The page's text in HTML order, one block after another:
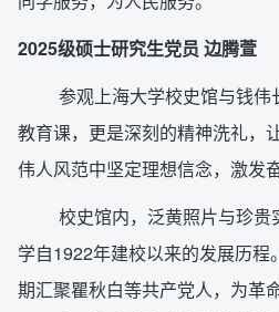
2025级硕士研究生党员 边腾萱
参观上海大学校史馆与钱
教育课，更是深刻的精神洗礼，
伟人风范中坚定理想信念，激发
校史馆内，泛黄照片与珍
学自1922年建校以来的发展历程
期汇聚瞿秋白等共产党人，为革